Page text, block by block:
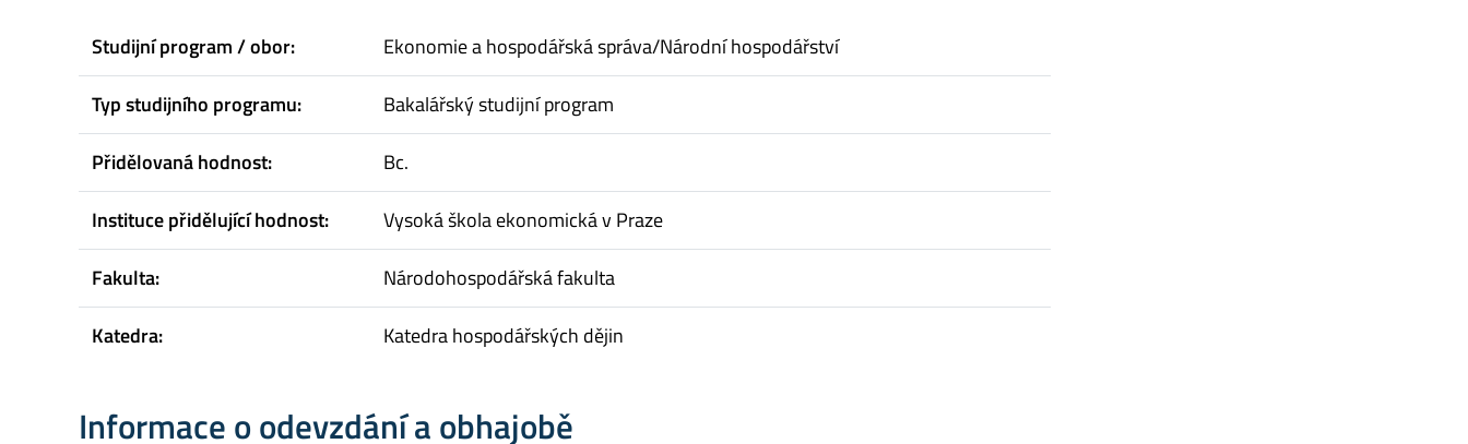
Studijní program / obor:
Ekonomie a hospodářská správa/Národní hospodářství
Typ studijního programu:
Bakalářský studijní program
Přidělovaná hodnost:
Bc.
Instituce přidělující hodnost:
Vysoká škola ekonomická v Praze
Fakulta:
Národohospodářská fakulta
Katedra:
Katedra hospodářských dějin
Informace o odevzdání a obhajobě